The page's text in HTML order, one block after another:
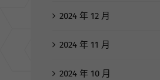
2024 年 12 月
2024 年 11 月
2024 年 10 月